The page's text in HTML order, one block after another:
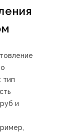
тип
и